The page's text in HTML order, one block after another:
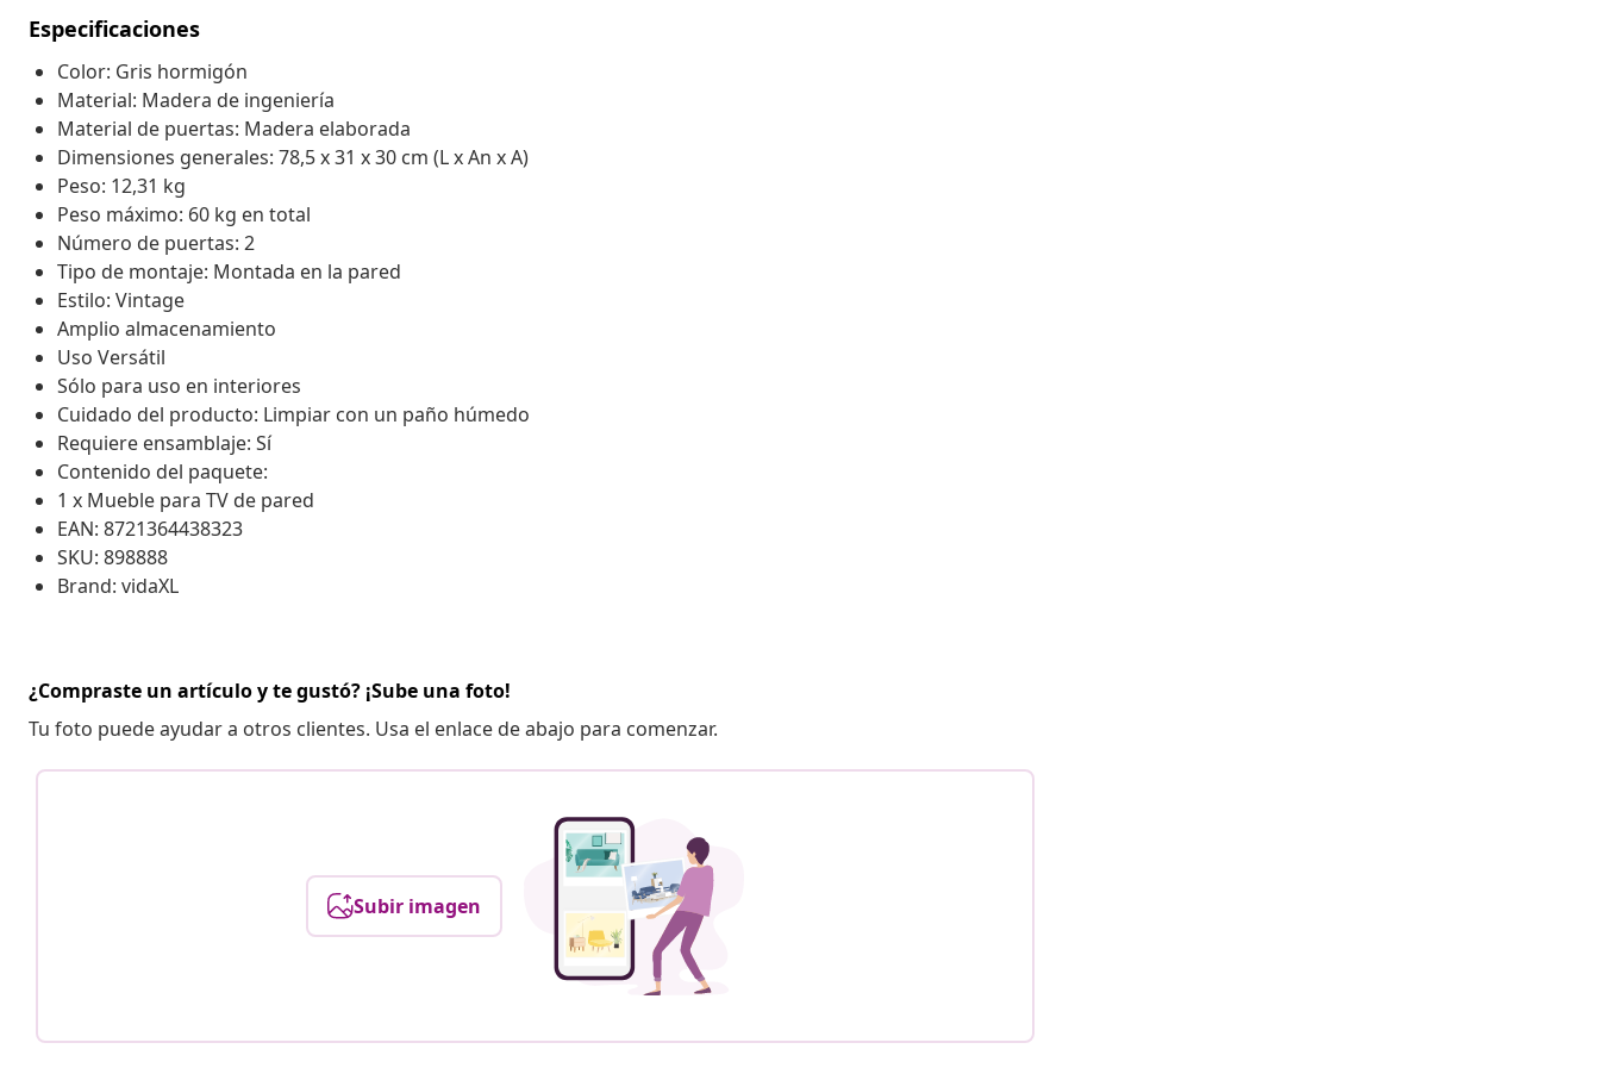
Especificaciones
Color: Gris hormigón
Material: Madera de ingeniería
Material de puertas: Madera elaborada
Dimensiones generales: 78,5 x 31 x 30 cm (L x An x A)
Peso: 12,31 kg
Peso máximo: 60 kg en total
Número de puertas: 2
Tipo de montaje: Montada en la pared
Estilo: Vintage
Amplio almacenamiento
Uso Versátil
Sólo para uso en interiores
Cuidado del producto: Limpiar con un paño húmedo
Requiere ensamblaje: Sí
Contenido del paquete:
1 x Mueble para TV de pared
EAN: 8721364438323
SKU: 898888
Brand: vidaXL
¿Compraste un artículo y te gustó? ¡Sube una foto!
Tu foto puede ayudar a otros clientes. Usa el enlace de abajo para comenzar.
Subir imagen